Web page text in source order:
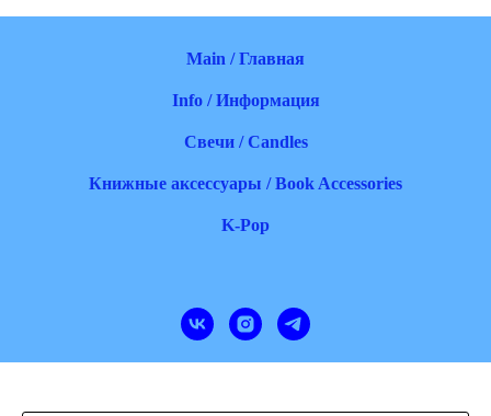
Main / Главная
Info / Информация
Свечи / Candles
Книжные аксессуары / Book Accessories
K-Pop